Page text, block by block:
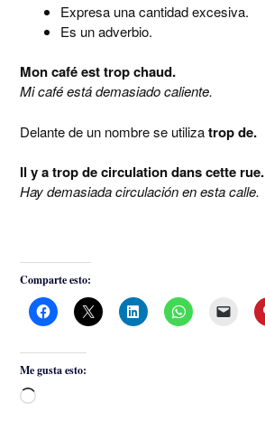
Expresa una cantidad excesiva.
Es un adverbio.
Mon café est trop chaud.
Mi café está demasiado caliente.
Delante de un nombre se utilizatrop de.
Il y a trop de circulation dans cette rue.
Hay demasiada circulación en esta calle.
Comparte esto:
Me gusta esto:
Cargando...